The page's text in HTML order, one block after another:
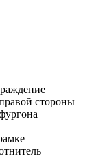
стороны